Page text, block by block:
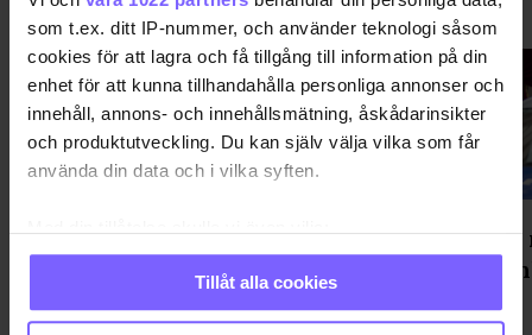
som t.ex. ditt IP-nummer, och använder teknologi såsom
cookies för att lagra och få tillgång till information på din
enhet för att kunna tillhandahålla personliga annonser och
innehåll, annons- och innehållsmätning, åskådarinsikter
och produktutveckling. Du kan själv välja vilka som får
använda din data och i vilka syften.
Samla in information om din geografiska plats
som kan ha en noggrannhet på upp till flera meter
Identifiera din enhet genom att aktivt skanna den
Tillåt alla cookies
VISA MER VÄRLDEN
Efter 40 år – politiker vill öppna
New York för gaysaunor igen
29-årig